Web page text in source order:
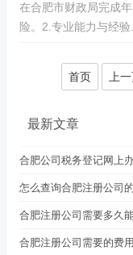
在合肥市财政局完成
险。2.专业能力与经验
首页 上
最新文章
合肥公司税务登记网上
怎么查询合肥注册公司
合肥注册公司需要多久
合肥注册公司需要的费用